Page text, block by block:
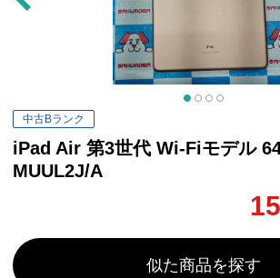
中古Bランク
iPad Air 第3世代 Wi-Fiモデル
MUUL2J/A
似た商品を探す